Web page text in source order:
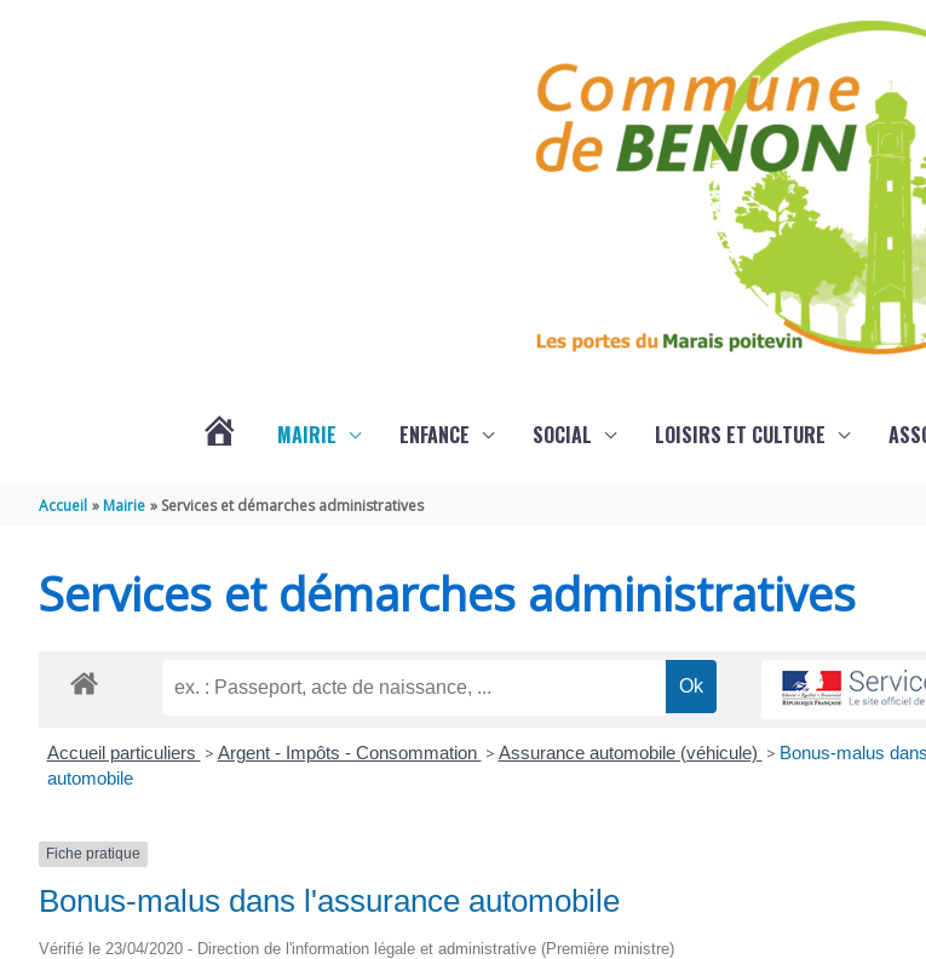
MAIRIE ENFANCE SOCIAL LOISIRS ET CULTURE
Accueil Mairie Services et démarches administratives
Services et démarches administratives
Accueil particuliers > Argent - Impôts - Consommation > Assurance automobile (véhicule) > Bonus-malus
automobile
Fiche pratique
Bonus-malus dans l'assurance automobile
Vérifié le 23/04/2020 - Direction de l'information légale et administrative (Première ministre)